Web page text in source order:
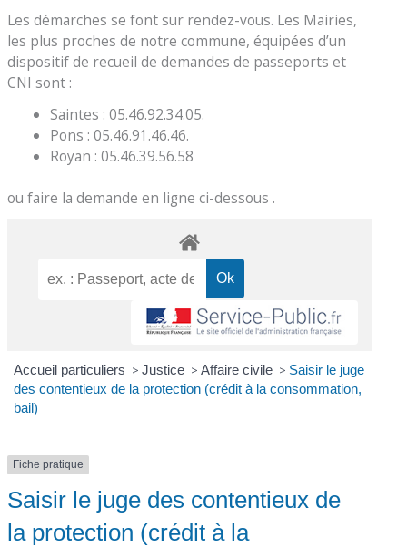
Les démarches se font sur rendez-vous. Les Mairies,
les plus proches de notre commune, équipées d’un
dispositif de recueil de demandes de passeports et
CNI sont :
Saintes : 05.46.92.34.05.
Pons : 05.46.91.46.46.
Royan : 05.46.39.56.58
ou faire la demande en ligne ci-dessous .
Accueil particuliers > Justice > Affaire civile > Saisir le juge
des contentieux de la protection (crédit à la consommation,
bail)
Fiche pratique
Saisir le juge des contentieux de
la protection (crédit à la